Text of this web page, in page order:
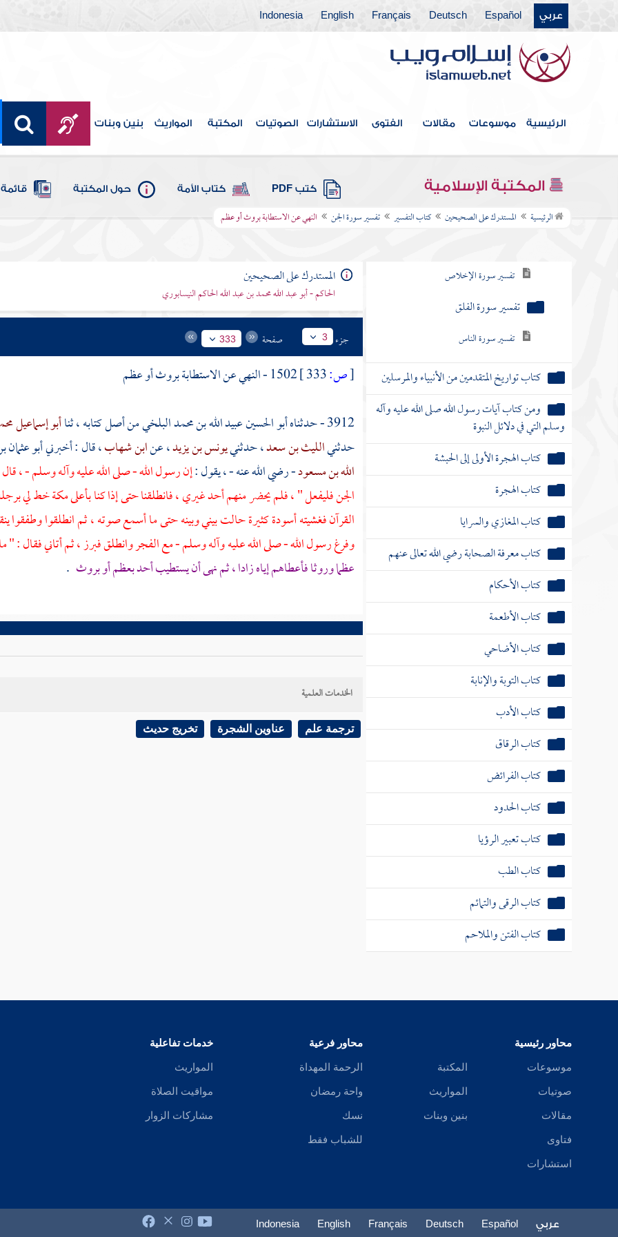
عربي Español
Deutsch
Français
English
Indonesia
الرئيسية موسوعات مقالات الفتوى الاستشارات الصوتيات المكتبة المواريث بنين وبنات
المكتبة الإسلامية كتب PDF كتاب الأمة حول المكتبة
الرئيسية المستدرك على الصحيحين كتاب التفسير تفسير سورة الجن النهي عن الاستطابة بروث أو عظم
تفسير سورة الهمزة
تفسير سورة الفيل
تفسير سورة قريش
تفسير سورة الماعون
تفسير سورة الكوثر
تفسير سورة الكافرون
تفسير سورة النصر
تفسير سورة الإخلاص
تفسير سورة الفلق
تفسير سورة الناس
كتاب تواريخ المتقدمين من الأنبياء والمرسلين
ومن كتاب آيات رسول الله صلى الله عليه وآله
وسلم التي في دلائل النبوة
كتاب الهجرة الأولى إلى الحبشة
كتاب الهجرة
كتاب المغازي والسرايا
كتاب معرفة الصحابة رضي الله تعالى عنهم
كتاب الأحكام
كتاب الأطعمة
كتاب الأضاحي
كتاب التوبة والإنابة
كتاب الأدب
كتاب الرقاق
كتاب الفرائض
كتاب الحدود
كتاب تعبير الرؤيا
كتاب الطب
كتاب الرقى والتمائم
كتاب الفتن والملاحم
المستدرك على الصحيحين
الحاكم - أبو عبد الله محمد بن عبد الله الحاكم النيسابوري
جزء 3 صفحة 333
[ص:
1502 - النهي عن الاستطابة بروث أو عظم
3912 - حدثناه
أبو الحسين عبيد الله بن محمد البلخيمن أصل كتابه ، ثناأبو إسماعيل
حدثنيالليث بن سعد، حدثنييونس بن يزيد، عنابن شهاب، قال : أخبرنيأبو
الله بن مسعود- رضي الله عنه - ، يقول :إن رسول الله - صلى الله عليه وآله وسلم - ،
الجن فليفعل " ، فلم يحضر منهم أحد غيري ، فانطلقنا حتى إذا كنا بأعلىمكةخط لي
القرآن فغشيته أسودة كثيرة حالت بيني وبينه حتى ما أسمع صوته ، ثم انطلقوا
وفرغ رسول الله - صلى الله عليه وآله وسلم - مع الفجر وانطلق فبرز ، ثم أتاني فقال
عظما وروثا فأعطاهم إياه زادا ، ثم نهى أن يستطيب أحد بعظم أو بروث .
الخدمات العلمية
ترجمة علم عناوين الشجرة تخريج حديث
محاور رئيسية
موسوعات
صوتيات
مقالات
فتاوى
استشارات
المكتبة
المواريث
بنين وبنات
محاور فرعية
الرحمة المهداة
واحة رمضان
نسك
للشباب فقط
خدمات تفاعلية
المواريث
مواقيت الصلاة
مشاركات الزوار
عربي Español
Deutsch
Français
English
Indonesia